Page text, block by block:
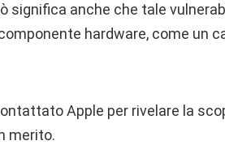
significa anche che tale
hardware, come un
Apple per rivelare la
merito.